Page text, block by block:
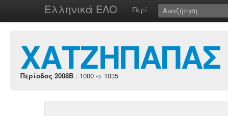
Ελληνικά ΕΛΟ Περί
ΧΑΤΖΗΠΑΠΑΣ
Περίοδος 2008B : 1000 -> 1035